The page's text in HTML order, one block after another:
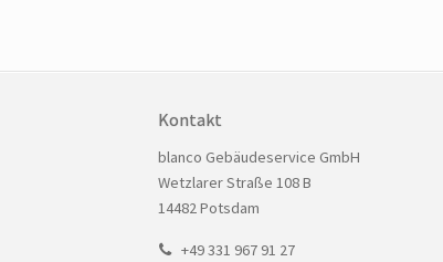
Kontakt
blanco Gebäudeservice GmbH
Wetzlarer Straße 108 B
14482 Potsdam
+49 331 967 91 27